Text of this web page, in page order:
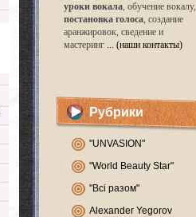
уроки вокала, обучение вокалу,
постановка голоса, создание
аранжировок, сведение и
мастеринг ... (наши контакты)
Рубрики
"UNVASION"
"World Beauty Star"
"Всі разом"
Alexander Yegorov